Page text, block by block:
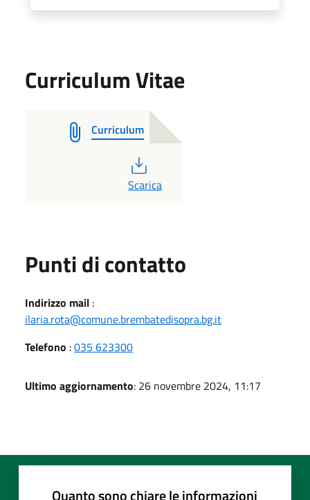
Curriculum Vitae
Curriculum
PDF
Scarica
Punti di contatto
Indirizzo mail :
ilaria.rota@comune.brembatedisopra.bg.it
Telefono :035 623300
Ultimo aggiornamento: 26 novembre 2024, 11:17
Quanto sono chiare le informazioni